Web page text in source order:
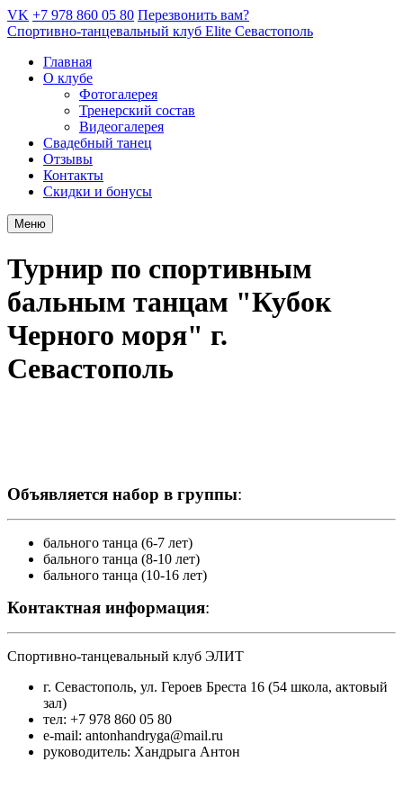
VK +7 978 860 05 80 Перезвонить вам?
Спортивно-танцевальный клуб Elite Севастополь
Главная
О клубе
Фотогалерея
Тренерский состав
Видеогалерея
Свадебный танец
Отзывы
Контакты
Скидки и бонусы
Меню
Турнир по спортивным
бальным танцам "Кубок
Черного моря" г.
Севастополь
Объявляется набор в группы:
бального танца (6-7 лет)
бального танца (8-10 лет)
бального танца (10-16 лет)
Контактная информация:
Спортивно-танцевальный клуб ЭЛИТ
г. Севастополь, ул. Героев Бреста 16 (54 школа, актовый
зал)
тел: +7 978 860 05 80
e-mail: antonhandryga@mail.ru
руководитель: Хандрыга Антон